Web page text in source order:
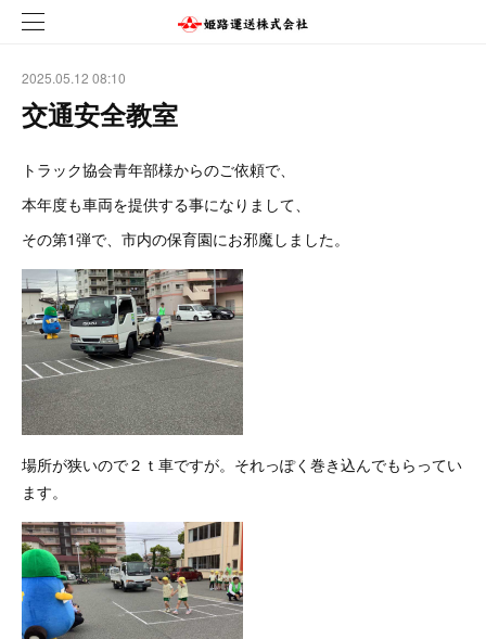
2025.05.12 08:10
交通安全教室
トラック協会青年部様からのご依頼で、
本年度も車両を提供する事になりまして、
その第1弾で、市内の保育園にお邪魔しました。
場所が狭いので２ｔ車ですが。それっぽく巻き込んでもらってい
ます。